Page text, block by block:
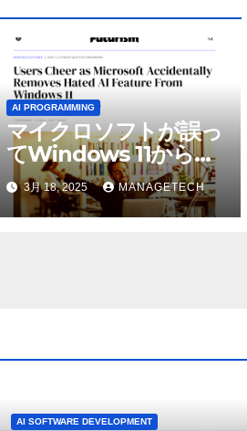
AI PROGRAMMING
マイクロソフトが誤っ
てWindows 11から嫌
われているAI機能を削
除したことにユーザー
が歓喜
3月 18, 2025 MANAGETECH
AI SOFTWARE DEVELOPMENT